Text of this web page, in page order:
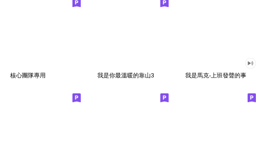
核心團隊專用 我是你最溫暖的靠山3 我是馬克-上班發聲的事